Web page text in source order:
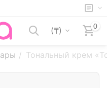
(₸) 0
/ Тональный крем